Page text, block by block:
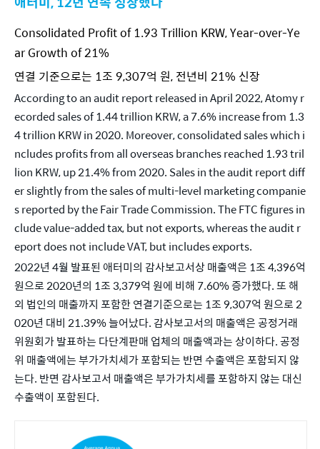
Consolidated Profit of 1.93 Trillion KRW, Year-over-Ye
ar Growth of 21%
연결 기준으로는 1조 9,307억 원, 전년비 21% 신장
According to an audit report released in April 2022, Atomy r
ecorded sales of 1.44 trillion KRW, a 7.6% increase from 1.3
4 trillion KRW in 2020. Moreover, consolidated sales which i
ncludes profits from all overseas branches reached 1.93 tril
lion KRW, up 21.4% from 2020. Sales in the audit report diff
er slightly from the sales of multi-level marketing companie
s reported by the Fair Trade Commission. The FTC figures in
clude value-added tax, but not exports, whereas the audit r
eport does not include VAT, but includes exports.
2022년 4월 발표된 애터미의 감사보고서상 매출액은 1조 4,396억
원으로 2020년의 1조 3,379억 원에 비해 7.60% 증가했다. 또 해
외 법인의 매출까지 포함한 연결기준으로는 1조 9,307억 원으로 2
020년 대비 21.39% 늘어났다. 감사보고서의 매출액은 공정거래
위원회가 발표하는 다단계판매 업체의 매출액과는 상이하다. 공정
위 매출액에는 부가가치세가 포함되는 반면 수출액은 포함되지 않
는다. 반면 감사보고서 매출액은 부가가치세를 포함하지 않는 대신
수출액이 포함된다.